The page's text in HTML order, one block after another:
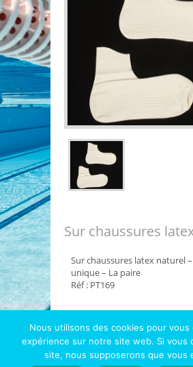
Sur chaussures
Sur chaussures latex naturel
unique – La paire
Réf : PT169
Copyright © 2026 Hydrotec - Le
piscines et diatomées |
Nous utilisons des cookies pour vous
expérience sur notre site web. Si vous
site, nous supposerons que vous